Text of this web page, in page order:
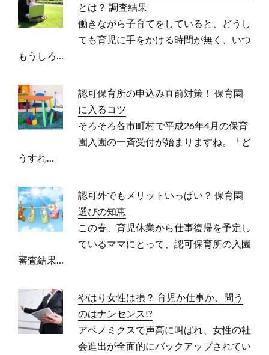
とは？ 調査結果
働きながら子育てをしていると、どうし
ても育児に手をかける時間が無く、いつ
もうしろ…
認可保育所の申込み直前対策！ 保育園
に入るコツ
そろそろ各市町村で平成26年4月の保育
園入園の一斉受付が始まりますね。「ど
うすれ…
認可外でもメリットいっぱい？ 保育園
選びの知恵
この春、育児休業から仕事復帰を予定し
ているママにとって、認可保育所の入園
審査結果…
やはり女性は損？ 育児か仕事か、問う
のはナンセンス!?
アベノミクスで声高に叫ばれ、女性の社
会進出が全面的にバックアップされてい